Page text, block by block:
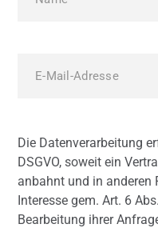
Die Datenverarbeitung
DSGVO, soweit ein
anbahnt und in anderen
Interesse gem. Art. 6
Bearbeitung ihrer